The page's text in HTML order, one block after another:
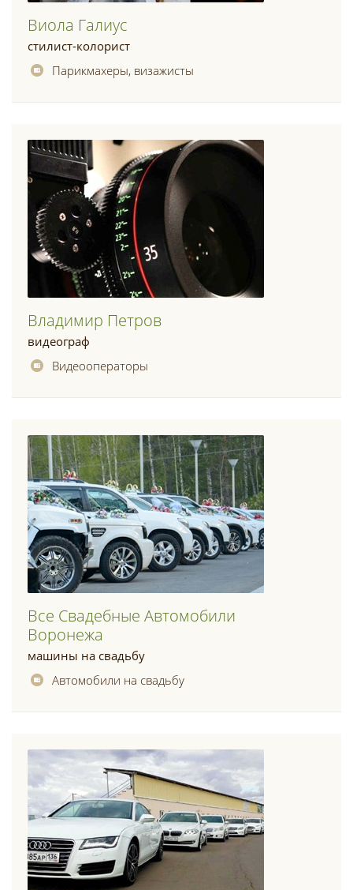
Виола Галиус
стилист-колорист
Парикмахеры, визажисты
Владимир Петров
видеограф
Видеооператоры
Все Свадебные Автомобили
Воронежа
машины на свадьбу
Автомобили на свадьбу